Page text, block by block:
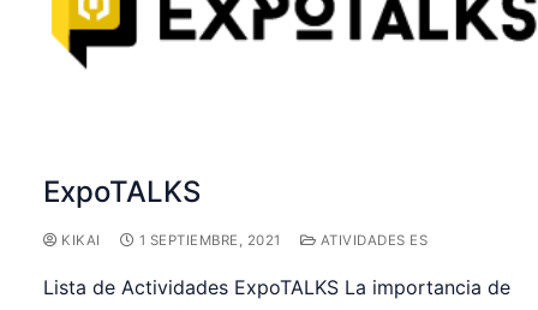
ExpoTALKS
KIKAI 1 SEPTIEMBRE, 2021 ATIVIDADES ES
Lista de Actividades ExpoTALKS La importancia de